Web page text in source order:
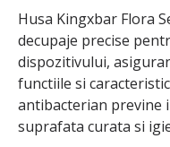
Husa Kingxbar Flora
decupaje precise
dispozitivului,
functiile si
antibacterian previne
suprafata curata si